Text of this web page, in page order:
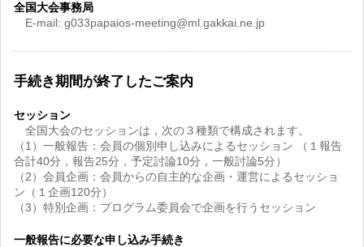
全国大会事務局
E-mail: g033papaios-meeting@ml.gakkai.ne.jp
手続き期間が終了したご案内
セッション
全国大会のセッションは，次の３種類で構成されます。
（1）一般報告：会員の個別申し込みによるセッション （１報告
合計40分，報告25分，予定討論10分，一般討論5分）
（2）会員企画：会員からの自主的な企画・運営によるセッショ
ン（１企画120分）
（3）特別企画：プログラム委員会で企画を行うセッション
一般報告に必要な申し込み手続き